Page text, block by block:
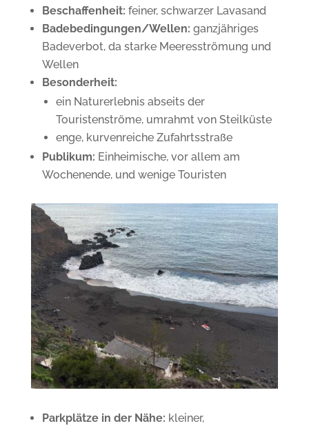
Beschaffenheit: feiner, schwarzer Lavasand
Badebedingungen/Wellen: ganzjähriges
Badeverbot, da starke Meeresströmung und
Wellen
Besonderheit:
ein Naturerlebnis abseits der
Touristenströme, umrahmt von Steilküste
enge, kurvenreiche Zufahrtsstraße
Publikum: Einheimische, vor allem am
Wochenende, und wenige Touristen
Parkplätze in der Nähe: kleiner,